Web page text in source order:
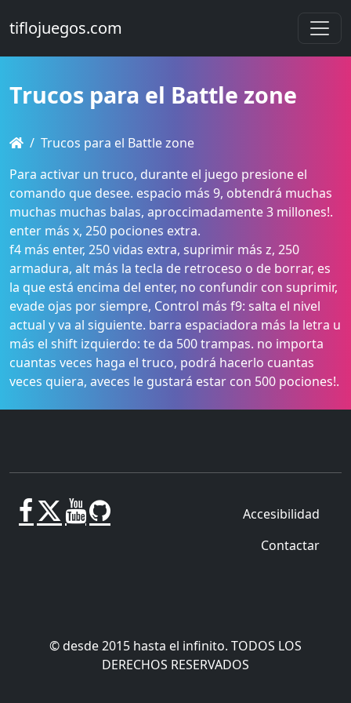
tiflojuegos.com
Trucos para el Battle zone
Trucos para el Battle zone
Para activar un truco, durante el juego presione el
comando que desee. espacio más 9, obtendrá muchas
muchas muchas balas, aproccimadamente 3 millones!.
enter más x, 250 pociones extra.
f4 más enter, 250 vidas extra, suprimir más z, 250
armadura, alt más la tecla de retroceso o de borrar, es
la que está encima del enter, no confundir con suprimir,
evade ojas por siempre, Control más f9: salta el nivel
actual y va al siguiente. barra espaciadora más la letra u
más el shift izquierdo: te da 500 trampas. no importa
cuantas veces haga el truco, podrá hacerlo cuantas
veces quiera, aveces le gustará estar con 500 pociones!.
Accesibilidad
Contactar
© desde 2015 hasta el infinito. TODOS LOS
DERECHOS RESERVADOS